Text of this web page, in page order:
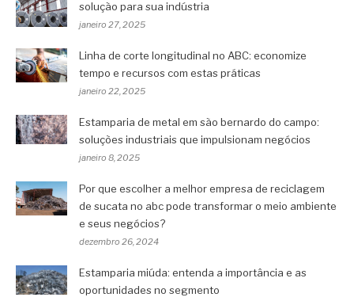
solução para sua indústria
janeiro 27, 2025
Linha de corte longitudinal no ABC: economize
tempo e recursos com estas práticas
janeiro 22, 2025
Estamparia de metal em são bernardo do campo:
soluções industriais que impulsionam negócios
janeiro 8, 2025
Por que escolher a melhor empresa de reciclagem
de sucata no abc pode transformar o meio ambiente
e seus negócios?
dezembro 26, 2024
Estamparia miúda: entenda a importância e as
oportunidades no segmento